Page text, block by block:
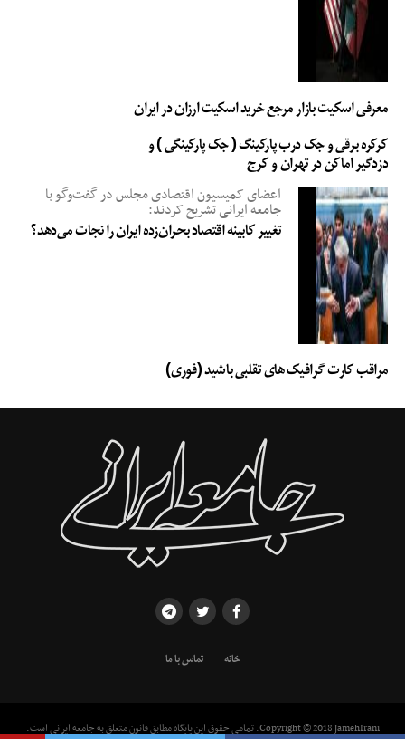
معرفی اسکیت بازار مرجع خرید اسکیت ارزان در ایران
کرکره برقی و جک درب پارکینگ ( جک پارکینگی ) و
دزدگیر اماکن در تهران و کرج
اعضای کمیسیون اقتصادی مجلس در گفت‌وگو با
جامعه ایرانی تشریح کردند:
تغییر کابینه اقتصاد بحران‌زده ایران را نجات می‌دهد؟
مراقب کارت گرافیک های تقلبی باشید (فوری)
خانه تماس با ما
Copyright © 2018 JamehIrani. تمامی حقوق این پایگاه مطابق قانون متعلق به جامعه ایرانی است.